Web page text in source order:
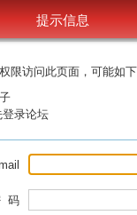
提示信息
限访问此页面，可能如
录论坛
码